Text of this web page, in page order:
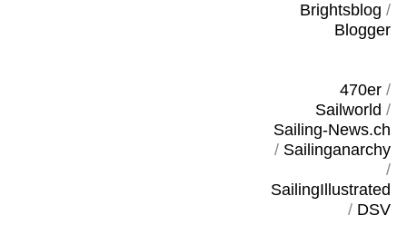
Brightsblog /
Blogger
470er/
Sailworld /
Sailing-News.ch
/ Sailinganarchy
/
SailingIllustrated
/ DSV